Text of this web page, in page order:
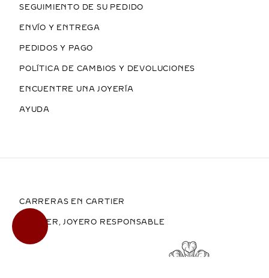
SEGUIMIENTO DE SU PEDIDO
ENVÍO Y ENTREGA
PEDIDOS Y PAGO
POLÍTICA DE CAMBIOS Y DEVOLUCIONES
ENCUENTRE UNA JOYERÍA
AYUDA
CARRERAS EN CARTIER
CARTIER, JOYERO RESPONSABLE